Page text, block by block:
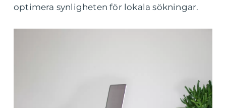
optimera synligheten för lokala sökningar.